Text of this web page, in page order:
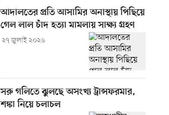
আদালতের প্রতি আসামির অনাস্থায় পিছিয়ে
গেল লাল চাঁদ হত্যা মামলায় সাক্ষ্য গ্রহণ
২৭ জুলাই ২০২৬
সরু গলিতে ঝুলছে অসংখ্য ট্রান্সফরমার,
শঙ্কা নিয়ে চলাচল